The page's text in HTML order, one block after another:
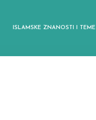
ISLAMSKE ZNANOSTI I TEME